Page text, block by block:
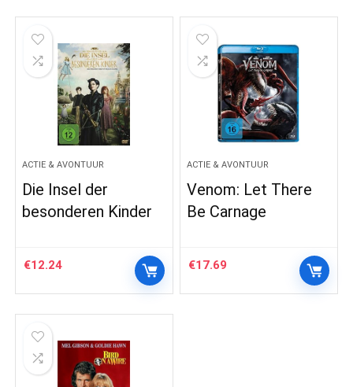
ACTIE & AVONTUUR
Die Insel der
besonderen Kinder
€12.24
ACTIE & AVONTUUR
Venom: Let There
Be Carnage
€17.69